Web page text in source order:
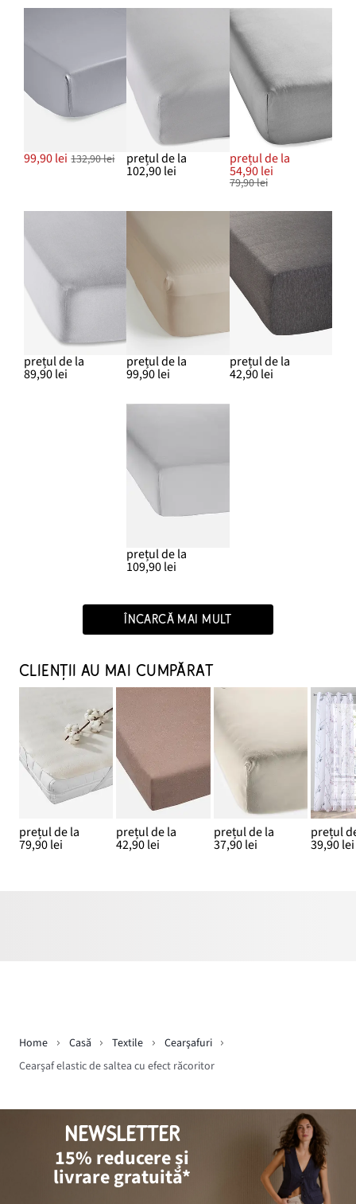
99,90 lei 132,90 lei prețul de la
102,90 lei
prețul de la
54,90 lei
79,90 lei
prețul de la
89,90 lei
prețul de la
99,90 lei
prețul de la
42,90 lei
prețul de la
109,90 lei
ÎNCARCĂ MAI MULT
CLIENȚII AU MAI CUMPĂRAT
prețul de la
79,90 lei
prețul de la
42,90 lei
prețul de la
37,90 lei
prețul
39,90 lei
Home Casă Textile
Cearşafuri
Cearşaf elastic de saltea cu efect răcoritor
NEWSLETTER
15% reducere și
livrare gratuită*